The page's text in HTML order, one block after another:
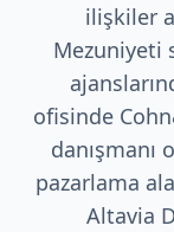
ilişkiler
Mezuniyeti
ofisinde
danışmanı
pazarlama
Altavia